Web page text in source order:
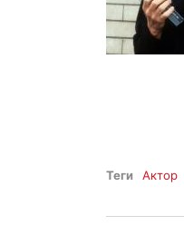
Теги Актор